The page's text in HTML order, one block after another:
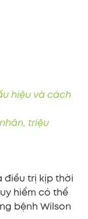
hiệu và cách
triệu
điều trị kịp thời
hiểm có thể
bệnh Wilson